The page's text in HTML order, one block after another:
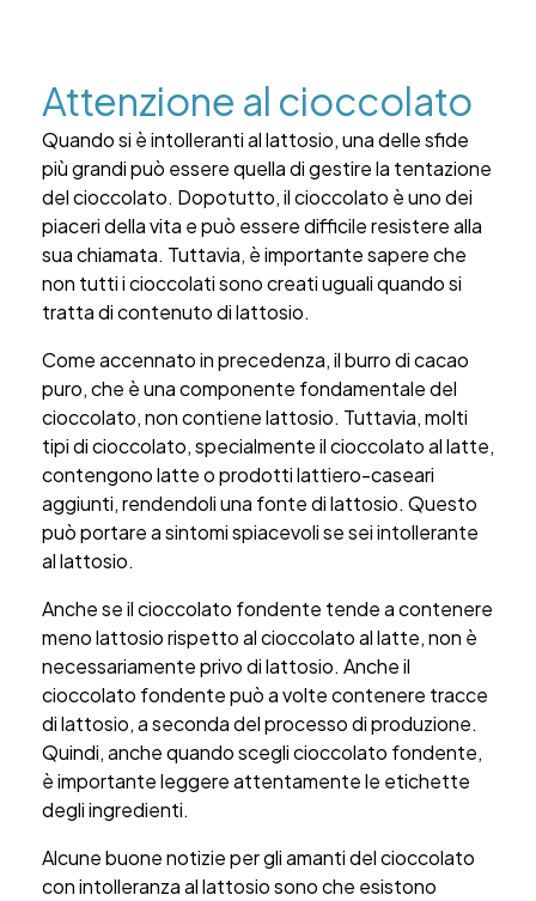
Attenzione al cioccolato
Quando si è intolleranti al lattosio, una delle sfide
più grandi può essere quella di gestire la tentazione
del cioccolato. Dopotutto, il cioccolato è uno dei
piaceri della vita e può essere difficile resistere alla
sua chiamata. Tuttavia, è importante sapere che
non tutti i cioccolati sono creati uguali quando si
tratta di contenuto di lattosio.
Come accennato in precedenza, il burro di cacao
puro, che è una componente fondamentale del
cioccolato, non contiene lattosio. Tuttavia, molti
tipi di cioccolato, specialmente il cioccolato al latte,
contengono latte o prodotti lattiero-caseari
aggiunti, rendendoli una fonte di lattosio. Questo
può portare a sintomi spiacevoli se sei intollerante
al lattosio.
Anche se il cioccolato fondente tende a contenere
meno lattosio rispetto al cioccolato al latte, non è
necessariamente privo di lattosio. Anche il
cioccolato fondente può a volte contenere tracce
di lattosio, a seconda del processo di produzione.
Quindi, anche quando scegli cioccolato fondente,
è importante leggere attentamente le etichette
degli ingredienti.
Alcune buone notizie per gli amanti del cioccolato
con intolleranza al lattosio sono che esistono